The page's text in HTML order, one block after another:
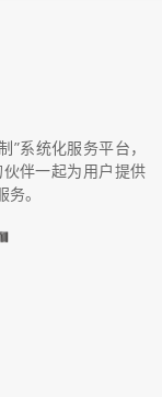
系统化服务平台，
伴一起为用户提供
。